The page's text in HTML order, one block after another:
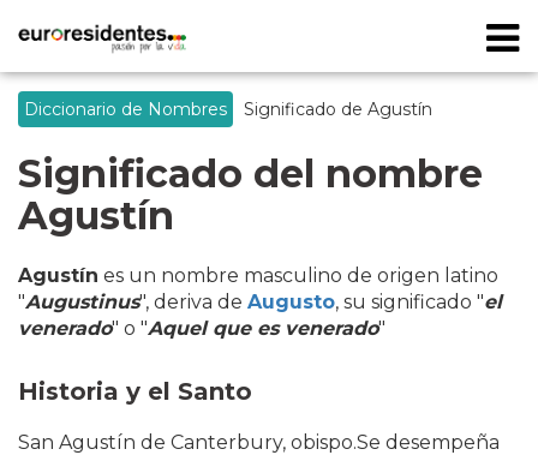
Diccionario de Nombres Significado de Agustín
Significado del nombre
Agustín
Agustín es un nombre masculino de origen latino
"Augustinus", deriva de Augusto, su significado "el
venerado" o "Aquel que es venerado"
Historia y el Santo
San Agustín de Canterbury, obispo.Se desempeña